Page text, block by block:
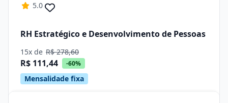
5.0
RH Estratégico e Desenvolvimento de Pessoas
15x de R$ 278,60
R$ 111,44 -60%
Mensalidade fixa